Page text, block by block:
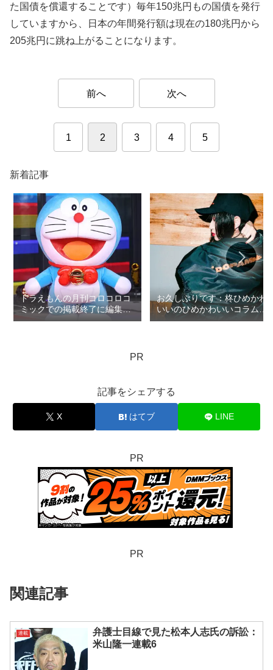
た国債を償還することです）毎年150兆円もの国債を発行
していますから、日本の年間発行額は現在の180兆円から
205兆円に跳ね上がることになります。
前へ 次へ
1 2 3 4 5
新着記事
ドラえもんの月刊コロコロコ
ミックでの掲載終了に編集部
の無礼疑惑：ロマン優光連載
お久しぶりです：柊ひめかわ
いいのひめかわいいコラム第
5回
PR
記事をシェアする
X はてブ LINE
PR
PR
関連記事
連載
弁護士目線で見た松本人志氏の訴訟：
米山隆一連載6